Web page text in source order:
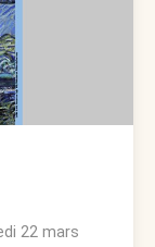
22 mars